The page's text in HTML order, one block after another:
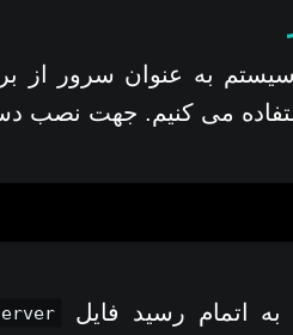
به عنوان سرور از
می کنیم. جهت نصب
اتمام رسید فایل